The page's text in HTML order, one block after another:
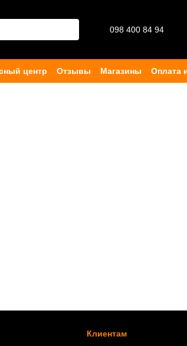
098 400 84 94‬
центр Отзывы Магазины Оплата
Клиентам